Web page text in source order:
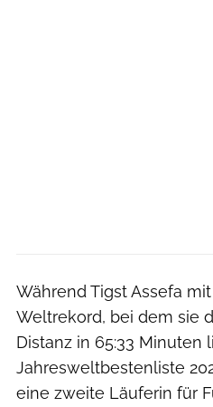
Während Tigst Assefa
Weltrekord, bei dem sie
Distanz in 65:33 Minuten
Jahresweltbestenliste
eine zweite Läuferin für